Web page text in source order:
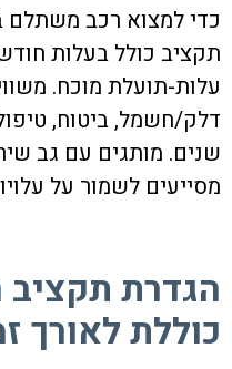
כדי למצוא רכב משתלם
תקציב כולל בעלות
עלות-תועלת מוכח.
מסייעים לשמור על
הגדרת
כוללת לאורך